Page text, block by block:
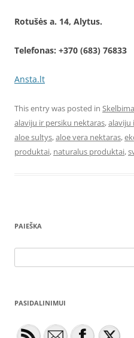
Rotušės a. 14, Alytus.
Telefonas: +370 (683) 76833
Ansta.lt
This entry was posted in
alaviju ir persiku nektaras,alaviju
aloe sultys,aloe vera nektaras,
produktai, naturalus produktai,
PAIEŠKA
for:
PASIDALINIMUI